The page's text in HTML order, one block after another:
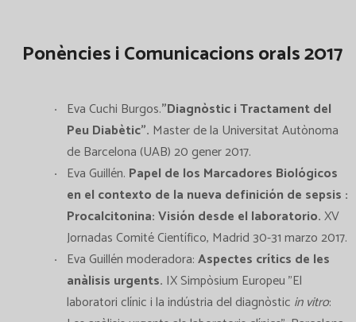
Ponències i Comunicacions orals 2017
Eva Cuchi Burgos."Diagnòstic i Tractament del
Peu Diabètic". Master de la Universitat Autònoma
de Barcelona (UAB) 20 gener 2017.
Eva Guillén. Papel de los Marcadores Biológicos
en el contexto de la nueva definición de sepsis :
Procalcitonina: Visión desde el laboratorio.XV
Jornadas Comité Científico, Madrid 30-31 marzo 2017.
Eva Guillén moderadora:Aspectes crítics de les
anàlisis urgents. IX Simpòsium Europeu "El
laboratori clínic i la indústria del diagnòstic in vitro: